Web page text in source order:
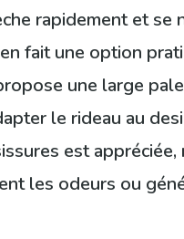
rapidement et se
fait une option
une large
le rideau au
est
les odeurs ou